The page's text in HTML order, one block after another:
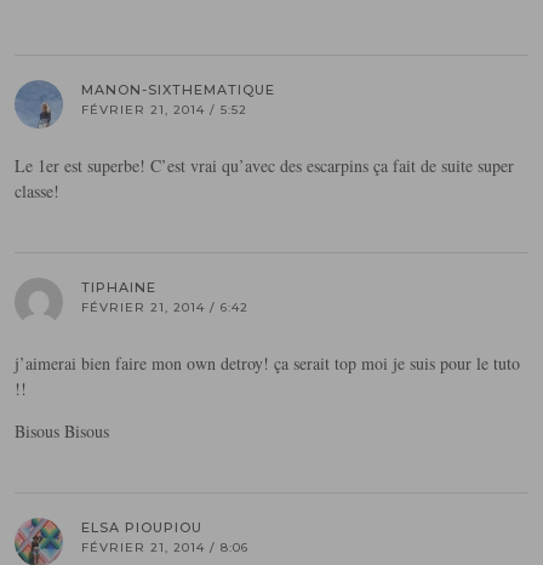
MANON-SIXTHEMATIQUE
FÉVRIER 21, 2014 / 5:52
Le 1er est superbe! C’est vrai qu’avec des escarpins ça fait de suite super
classe!
TIPHAINE
FÉVRIER 21, 2014 / 6:42
j’aimerai bien faire mon own detroy! ça serait top moi je suis pour le tuto
!!
Bisous Bisous
ELSA PIOUPIOU
FÉVRIER 21, 2014 / 8:06